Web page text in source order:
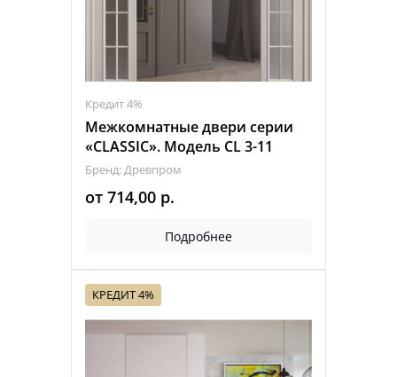
Кредит 4%
Межкомнатные двери серии
«CLASSIC». Модель CL 3-11
Бренд: Древпром
от 714,00 р.
Подробнее
КРЕДИТ 4%